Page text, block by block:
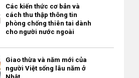
Các kiến thức cơ bản và
cách thu thập thông tin
phòng chống thiên tai dành
cho người nước ngoài
Giao thừa và năm mới của
người Việt sống lâu năm ở